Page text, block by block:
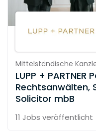
Mittelständische
LUPP +
Rechtsanwälten,
Solicitor mbB
11 Jobs veröffentlicht